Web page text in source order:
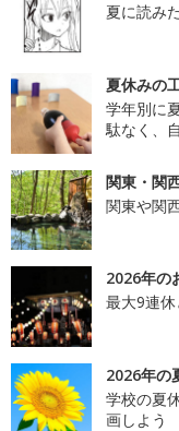
夏に読み
夏休みの
学年別に
駄なく、
関東・関
関東や関
2026年の
最大9連
2026年の
学校の夏
画しよう